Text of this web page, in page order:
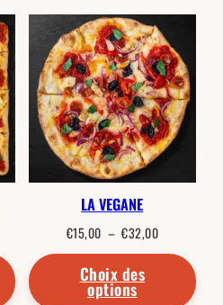
LA VEGANE
€15,00 – €32,00Plage
de
prix :
€15,00
€32,00
Choix des
options